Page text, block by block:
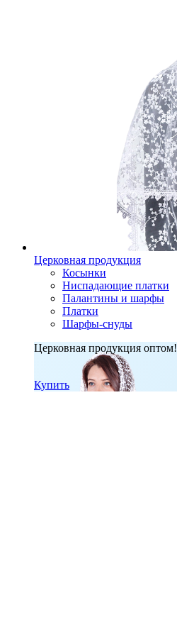
Церковная продукция
Косынки
Ниспадающие платки
Палантины и шарфы
Платки
Шарфы-снуды
Церковная продукция оптом!
Купить